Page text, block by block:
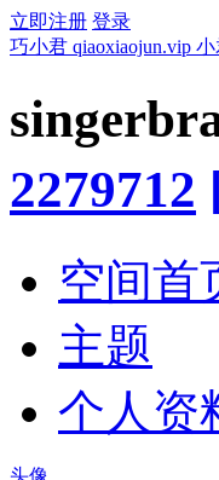
立即注册 登录
巧小君 qiaoxiaojun.vip
2279712
空间首
主题
个人资
头像